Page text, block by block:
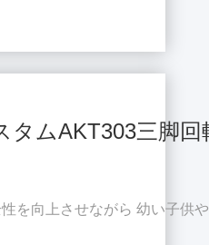
ムAKT303三脚
を向上させながら 幼い子供